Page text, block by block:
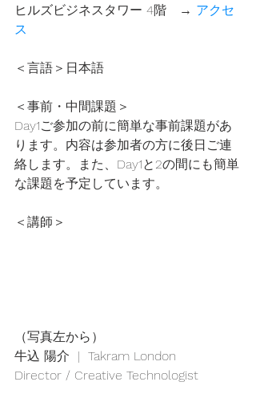
ヒルズビジネスタワー 4階　→ アクセ
ス
＜言語＞日本語
＜事前・中間課題＞
Day1ご参加の前に簡単な事前課題があ
ります。内容は参加者の方に後日ご連
絡します。また、Day1と2の間にも簡単
な課題を予定しています。
＜講師＞
（写真左から）
牛込 陽介  |  Takram London
Director / Creative Technologist